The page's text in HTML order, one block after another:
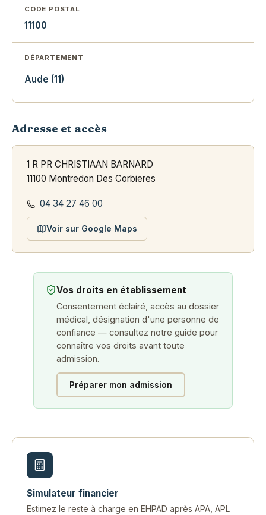
CODE POSTAL
11100
DÉPARTEMENT
Aude (11)
Adresse et accès
1 R PR CHRISTIAAN BARNARD
11100 Montredon Des Corbieres
04 34 27 46 00
Voir sur Google Maps
Vos droits en établissement
Consentement éclairé, accès au dossier
médical, désignation d'une personne de
confiance — consultez notre guide pour
connaître vos droits avant toute
admission.
Préparer mon admission
Simulateur financier
Estimez le reste à charge en EHPAD après APA, APL